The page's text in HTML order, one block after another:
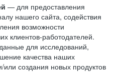
— для предоставления
нашего сайта, содействия
возможности
клиентов-работодателей.
для исследований,
качества наших
или создания новых продуктов